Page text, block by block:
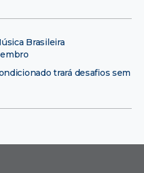
Brasileira
trará desafios sem